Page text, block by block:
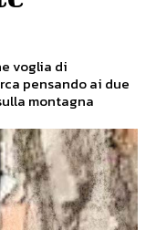
voglia di
pensando ai due
montagna